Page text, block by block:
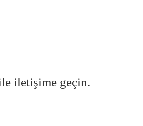
iletişime geçin.